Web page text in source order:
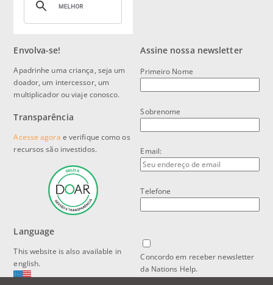
Envolva-se!
Apadrinhe uma criança, seja um
doador, um intercessor, um
multiplicador ou viaje conosco.
Transparência
Acesse agora e verifique como os
recursos são investidos.
Language
This website is also available in
english.
Assine nossa newsletter
Primeiro Nome
Sobrenome
Email:
Telefone
Concordo em receber newsletter
da Nations Help.